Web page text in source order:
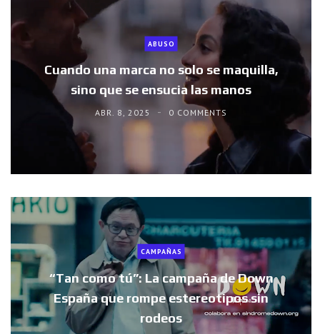
ABUSO
Cuando una marca no solo se maquilla,
sino que se ensucia las manos
ABR. 8, 2025 0 COMMENTS
CAMPAÑAS
“Tan como tú”: La campaña de Down
España que rompe estereotipos sin
rodeos